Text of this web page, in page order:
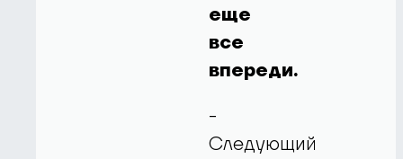
еще
все
впереди.
-
Следующий